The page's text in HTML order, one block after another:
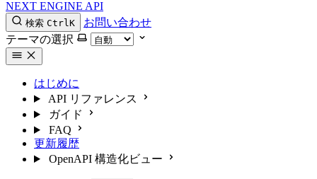
NEXT ENGINE API
検索 CtrlK
お問い合わせ
テーマの選択
はじめに
API リファレンス
ガイド
FAQ
更新履歴
OpenAPI 構造化ビュー